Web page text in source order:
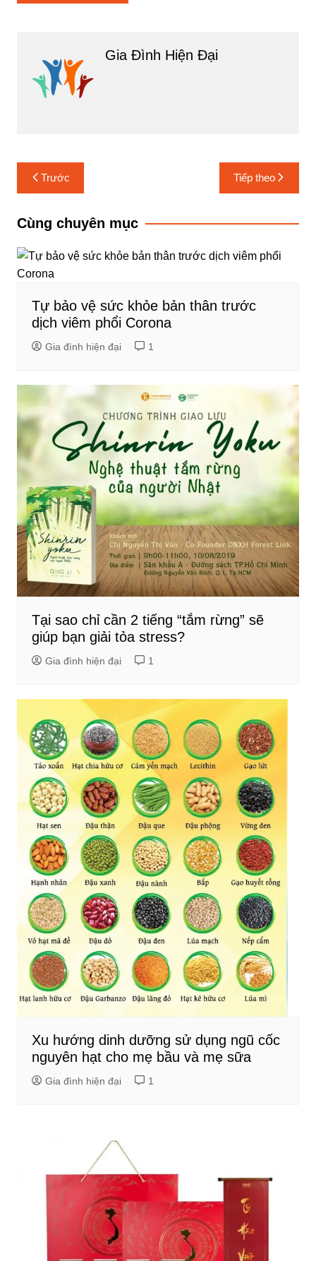
Gia Đình Hiện Đại
Điều
hướng
bài
Trước Tiếp theo
Cùng chuyên mục
Tự bảo vệ sức khỏe bản thân trước
dịch viêm phổi Corona
Gia đình hiện đại 1
Tại sao chỉ cần 2 tiếng “tắm rừng” sẽ
giúp bạn giải tỏa stress?
Gia đình hiện đại 1
Xu hướng dinh dưỡng sử dụng ngũ cốc
nguyên hạt cho mẹ bầu và mẹ sữa
Gia đình hiện đại 1